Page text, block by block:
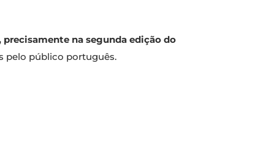
precisamente na segunda edição do
pelo público português.